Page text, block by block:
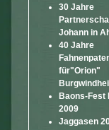
30 Jahre
Johann in
40 Jahre
für"Orion"
Baons-Fest
2009
Jaggasen